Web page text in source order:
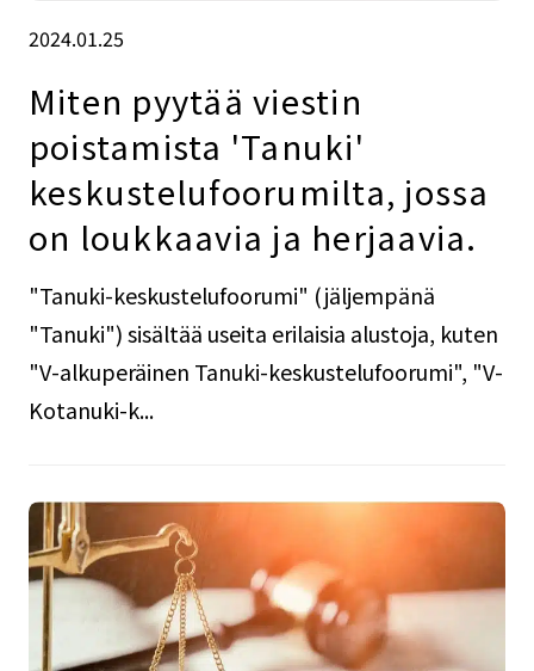
2024.01.25
Miten pyytää viestin
poistamista 'Tanuki'
keskustelufoorumilta, jossa
on loukkaavia ja herjaavia.
"Tanuki-keskustelufoorumi" (jäljempänä
"Tanuki") sisältää useita erilaisia alustoja, kuten
"V-alkuperäinen Tanuki-keskustelufoorumi", "V-
Kotanuki-k...